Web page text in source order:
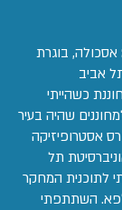
אסכולה, בוגרת
אביב
כשהייתי
שהיה בעיר
אסטרופיזיקה
תל
לתוכנית המחקר
השתתפתי